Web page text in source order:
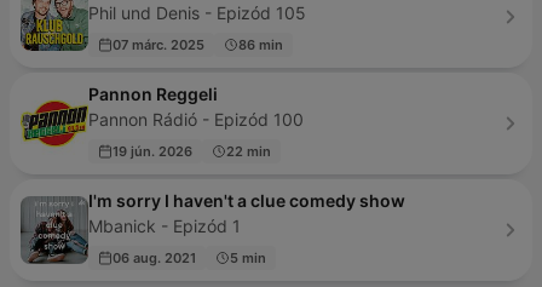
Phil und Denis - Epizód 105
07 márc. 2025 86 min
Pannon Reggeli
Pannon Rádió - Epizód 100
19 jún. 2026 22 min
I'm sorry I haven't a clue comedy show
Mbanick - Epizód 1
06 aug. 2021 5 min